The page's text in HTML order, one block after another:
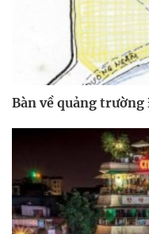
Bàn về quảng